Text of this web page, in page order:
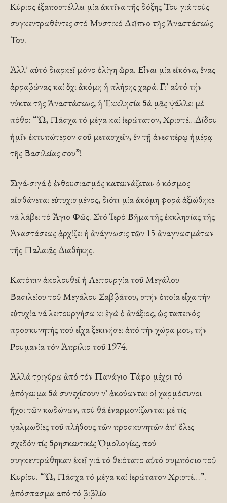
Κύριος ἐξαποστέλλει μία ἀκτῖνα τῆς δόξης Του γιά τούς
συγκεντρωθέντες στό Μυστικό Δεῖπνο τῆς Ἀναστάσεώς
Του.
Ἀλλ᾿ αὐτό διαρκεῖ μόνο ὀλίγη ὥρα. Εἶναι μία εἰκόνα, ἕνας
ἀρραβώνας καί ὄχι ἀκόμη ἡ πλήρης χαρά. Γι᾿ αὐτό τήν
νύκτα τῆς Ἀναστάσεως, ἡ Ἐκκλησία θά μᾶς ψάλλει μέ
πόθο: “Ὤ, Πάσχα τό μέγα καί ἱερώτατον, Χριστέ…Δίδου
ἡμῖν ἐκτυπώτερον σοῦ μετασχεῖν, ἐν τῇ ἀνεσπέρῳ ἡμέρᾳ
τῆς Βασιλείας σου”!
Σιγά-σιγά ὁ ἐνθουσιασμός κατευνάζεται· ὁ κόσμος
αἰσθάνεται εὐτυχισμένος, διότι μία ἀκόμη φορά ἀξιώθηκε
νά λάβει τό Ἅγιο Φῶς. Στό Ἱερό Βῆμα τῆς ἐκκλησίας τῆς
Ἀναστάσεως ἀρχίζει ἡ ἀνάγνωσις τῶν 15 ἀναγνωσμάτων
τῆς Παλαιᾶς Διαθήκης.
Κατόπιν ἀκολουθεῖ ἡ Λειτουργία τοῦ Μεγάλου
Βασιλείου τοῦ Μεγάλου Σαββάτου, στήν ὁποία εἶχα τήν
εὐτυχία νά λειτουργήσω κι ἐγώ ὁ ἀνάξιος, ὡς ταπεινός
προσκυνητής πού εἶχα ξεκινήσει ἀπό τήν χώρα μου, τήν
Ρουμανία τόν Ἀπρίλιο τοῦ 1974.
Ἀλλά τριγύρω ἀπό τόν Πανάγιο Τάφο μέχρι τό
ἀπόγευμα θά συνεχίσουν ν᾿ ἀκούωνται οἱ χαρμόσυνοι
ἤχοι τῶν κωδώνων, πού θά ἐναρμονίζωνται μέ τίς
ψαλμωδίες τοῦ πλήθους τῶν προσκυνητῶν ἀπ᾿ ὅλες
σχεδόν τίς θρησκευτικές Ὁμολογίες, πού
συγκεντρώθηκαν ἐκεῖ γιά τό θειότατο αὐτό συμπόσιο τοῦ
Κυρίου. “Ὤ, Πάσχα τό μέγα καί ἱερώτατον Χριστέ…”.
ἀπόσπασμα από τό βιβλίο